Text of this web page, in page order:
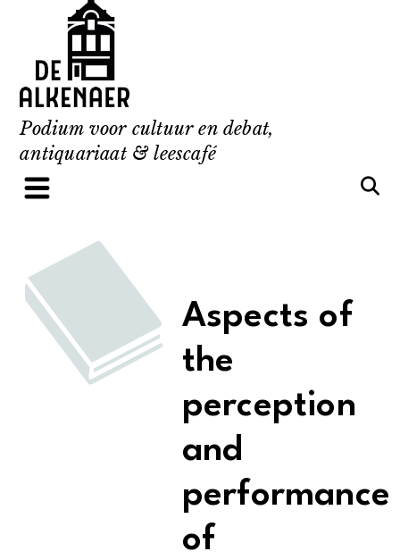
content
Podium voor cultuur en debat,
antiquariaat & leescafé
Aspects of
the
perception
and
performance
of